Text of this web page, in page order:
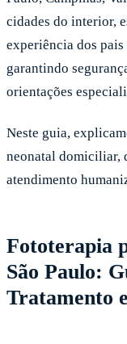
cidades do interior,
experiência dos
garantindo
orientações
Neste guia,
neonatal domiciliar,
atendimento
Fototerapia
São Paulo:
Tratamento